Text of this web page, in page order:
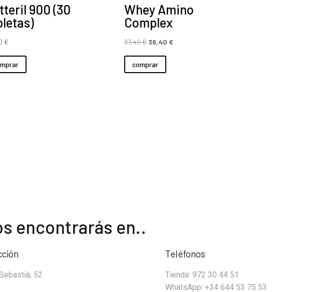
900 (30
€
Whey Amino
Complex
37,40€ El
precio
original
36,40 €El
comprar
encontrarás en..
52
Teléfonos
Tienda: 972 30 44 51
WhatsApp: +34 644 53 75 53